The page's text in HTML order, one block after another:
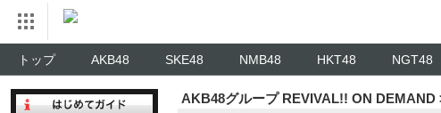
トップ AKB48 SKE48 NMB48 HKT48 NGT48
AKB48グループ REVIVAL!! ON DEMAND